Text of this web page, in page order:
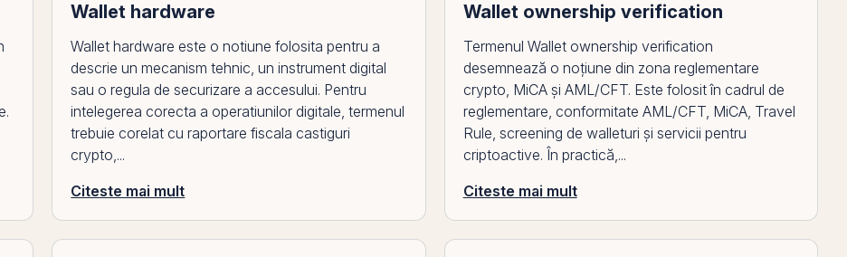
Wallet hardware
Wallet hardware este o notiune folosita pentru a
descrie un mecanism tehnic, un instrument digital
sau o regula de securizare a accesului. Pentru
intelegerea corecta a operatiunilor digitale, termenul
trebuie corelat cu raportare fiscala castiguri
crypto,...
Citeste mai mult
Wallet ownership verification
Termenul Wallet ownership verification
desemnează o noțiune din zona reglementare
crypto, MiCA și AML/CFT. Este folosit în cadrul de
reglementare, conformitate AML/CFT, MiCA, Travel
Rule, screening de walleturi și servicii pentru
criptoactive. În practică,...
Citeste mai mult